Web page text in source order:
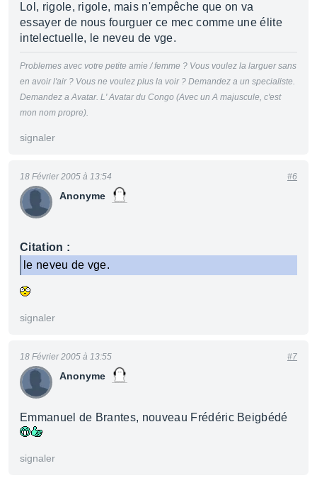
Lol, rigole, rigole, mais n'empêche que on va
essayer de nous fourguer ce mec comme une élite
intelectuelle, le neveu de vge.
Problemes avec votre petite amie / femme ? Vous voulez la larguer sans
en avoir l'air ? Vous ne voulez plus la voir ? Demandez a un specialiste.
Demandez a Avatar. L' Avatar du Congo (Avec un A majuscule, c'est
mon nom propre).
signaler
Anonyme
18 Février 2005 à 13:54 #6
Citation :
le neveu de vge.
signaler
Anonyme
18 Février 2005 à 13:55 #7
Emmanuel de Brantes, nouveau Frédéric Beigbédé
signaler